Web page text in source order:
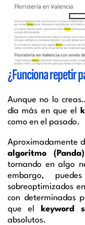
¿Funciona repetir
Aunque no lo
día más en que el
como en el pasado.
Aproximadamente
algoritmo (Panda)
tornando en algo
embargo,
sobreoptimizados
con determinadas
que el
keyword
absolutos.